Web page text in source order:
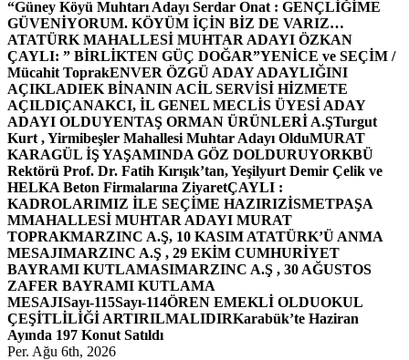
“Güney Köyü Muhtarı Adayı Serdar Onat : GENÇLİĞİME
GÜVENİYORUM. KÖYÜM İÇİN BİZ DE VARIZ…
ATATÜRK MAHALLESİ MUHTAR ADAYI ÖZKAN
ÇAYLI: ” BİRLİKTEN GÜÇ DOĞAR”YENİCE ve SEÇİM /
Mücahit ToprakENVER ÖZGÜ ADAY ADAYLIĞINI
AÇIKLADIEK BİNANIN ACİL SERVİSİ HİZMETE
AÇILDIÇANAKCI, İL GENEL MECLİS ÜYESİ ADAY
ADAYI OLDUYENTAŞ ORMAN ÜRÜNLERİ A.ŞTurgut
Kurt , Yirmibeşler Mahallesi Muhtar Adayı OlduMURAT
KARAGÜL İŞ YAŞAMINDA GÖZ DOLDURUYORKBÜ
Rektörü Prof. Dr. Fatih Kırışık’tan, Yeşilyurt Demir Çelik ve
HELKA Beton Firmalarına ZiyaretÇAYLI :
KADROLARIMIZ İLE SEÇİME HAZIRIZİSMETPAŞA
MMAHALLESİ MUHTAR ADAYI MURAT
TOPRAKMARZINC A.Ş, 10 KASIM ATATÜRK’Ü ANMA
MESAJIMARZINC A.Ş , 29 EKİM CUMHURİYET
BAYRAMI KUTLAMASIMARZINC A.Ş , 30 AĞUSTOS
ZAFER BAYRAMI KUTLAMA
MESAJISayı-115Sayı-114ÖREN EMEKLİ OLDUOKUL
ÇEŞİTLİLİĞİ ARTIRILMALIDIRKarabük’te Haziran
Ayında 197 Konut Satıldı
Per. Ağu 6th, 2026